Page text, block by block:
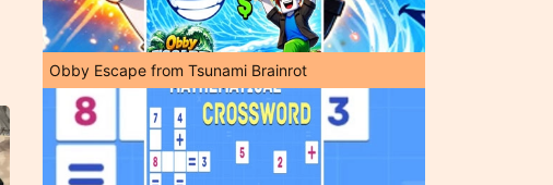
Obby Escape from Tsunami Brainrot